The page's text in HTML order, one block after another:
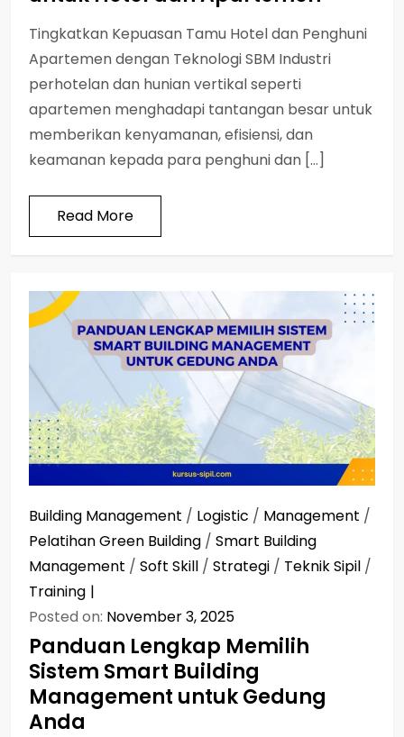
Tingkatkan Kepuasan Tamu Hotel dan Penghuni
Apartemen dengan Teknologi SBM Industri
perhotelan dan hunian vertikal seperti
apartemen menghadapi tantangan besar untuk
memberikan kenyamanan, efisiensi, dan
keamanan kepada para penghuni dan […]
Read More
Building Management / Logistic / Management /
Pelatihan Green Building / Smart Building
Management / Soft Skill / Strategi / Teknik Sipil /
Training
Posted on: November 3, 2025
Panduan Lengkap Memilih
Sistem Smart Building
Management untuk Gedung
Anda